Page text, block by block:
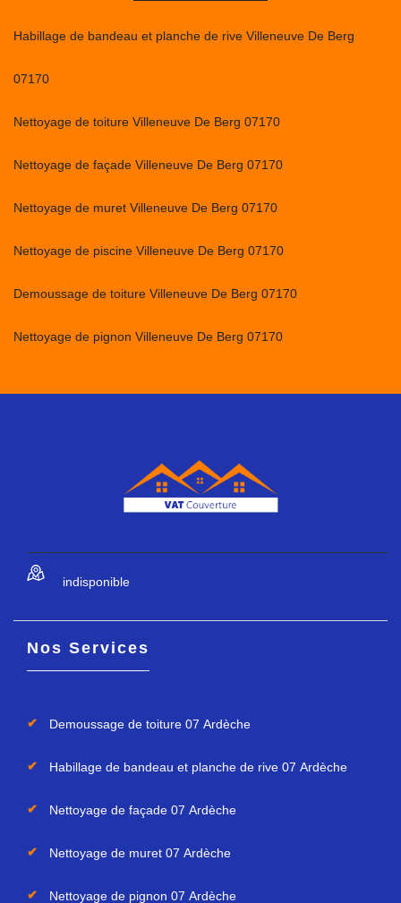
Habillage de bandeau et planche de rive Villeneuve De Berg
07170
Nettoyage de toiture Villeneuve De Berg 07170
Nettoyage de façade Villeneuve De Berg 07170
Nettoyage de muret Villeneuve De Berg 07170
Nettoyage de piscine Villeneuve De Berg 07170
Demoussage de toiture Villeneuve De Berg 07170
Nettoyage de pignon Villeneuve De Berg 07170
indisponible
Nos Services
Demoussage de toiture 07 Ardèche
Habillage de bandeau et planche de rive 07 Ardèche
Nettoyage de façade 07 Ardèche
Nettoyage de muret 07 Ardèche
Nettoyage de pignon 07 Ardèche